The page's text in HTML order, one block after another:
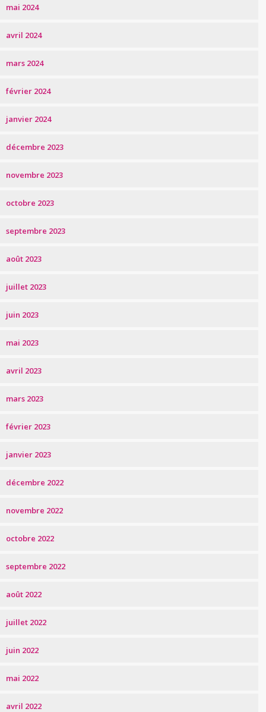
mai 2024
avril 2024
mars 2024
février 2024
janvier 2024
décembre 2023
novembre 2023
octobre 2023
septembre 2023
août 2023
juillet 2023
juin 2023
mai 2023
avril 2023
mars 2023
février 2023
janvier 2023
décembre 2022
novembre 2022
octobre 2022
septembre 2022
août 2022
juillet 2022
juin 2022
mai 2022
avril 2022